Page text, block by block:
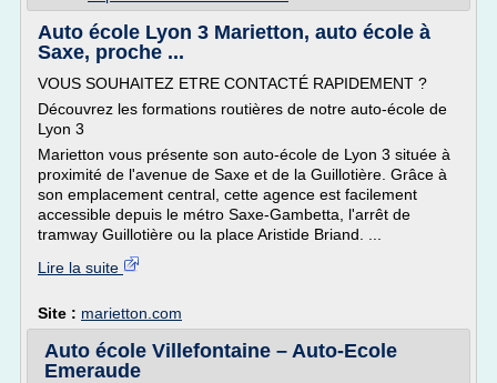
Auto école Lyon 3 Marietton, auto école à
Saxe, proche ...
VOUS SOUHAITEZ ETRE CONTACTÉ RAPIDEMENT ?
Découvrez les formations routières de notre auto-école de
Lyon 3
Marietton vous présente son auto-école de Lyon 3 située à
proximité de l'avenue de Saxe et de la Guillotière. Grâce à
son emplacement central, cette agence est facilement
accessible depuis le métro Saxe-Gambetta, l'arrêt de
tramway Guillotière ou la place Aristide Briand. ...
Lire la suite
Site : marietton.com
Auto école Villefontaine – Auto-Ecole
Emeraude